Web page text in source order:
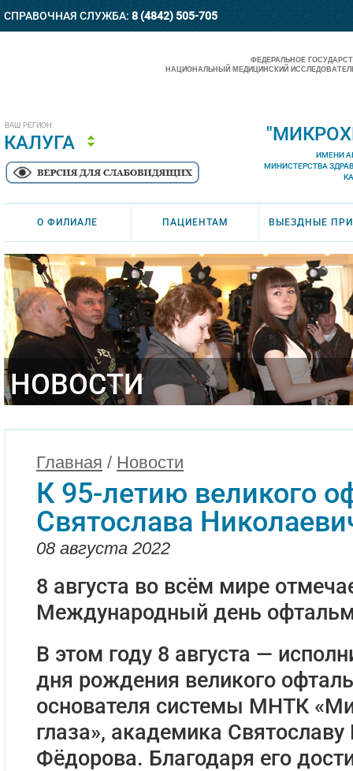
СПРАВОЧНАЯ СЛУЖБА: 8 (4842) 505-705
ВАШ РЕГИОН:
КАЛУГА
ФЕДЕРАЛЬНОЕ
НАЦИОНАЛЬНЫЙ МЕДИЦИНСКИЙ
ИМЕНИ
МИНИСТЕРСТВА
О ФИЛИАЛЕ ПАЦИЕНТАМ ВЫЕЗДНЫЕ
НОВОСТИ
Главная / Новости
К 95-летию великого
Святослава
08 августа 2022
8 августа во всём мире
Международный день
В этом году 8 августа —
дня рождения великого
основателя системы МНТК
глаза», академика
Фёдорова. Благодаря его